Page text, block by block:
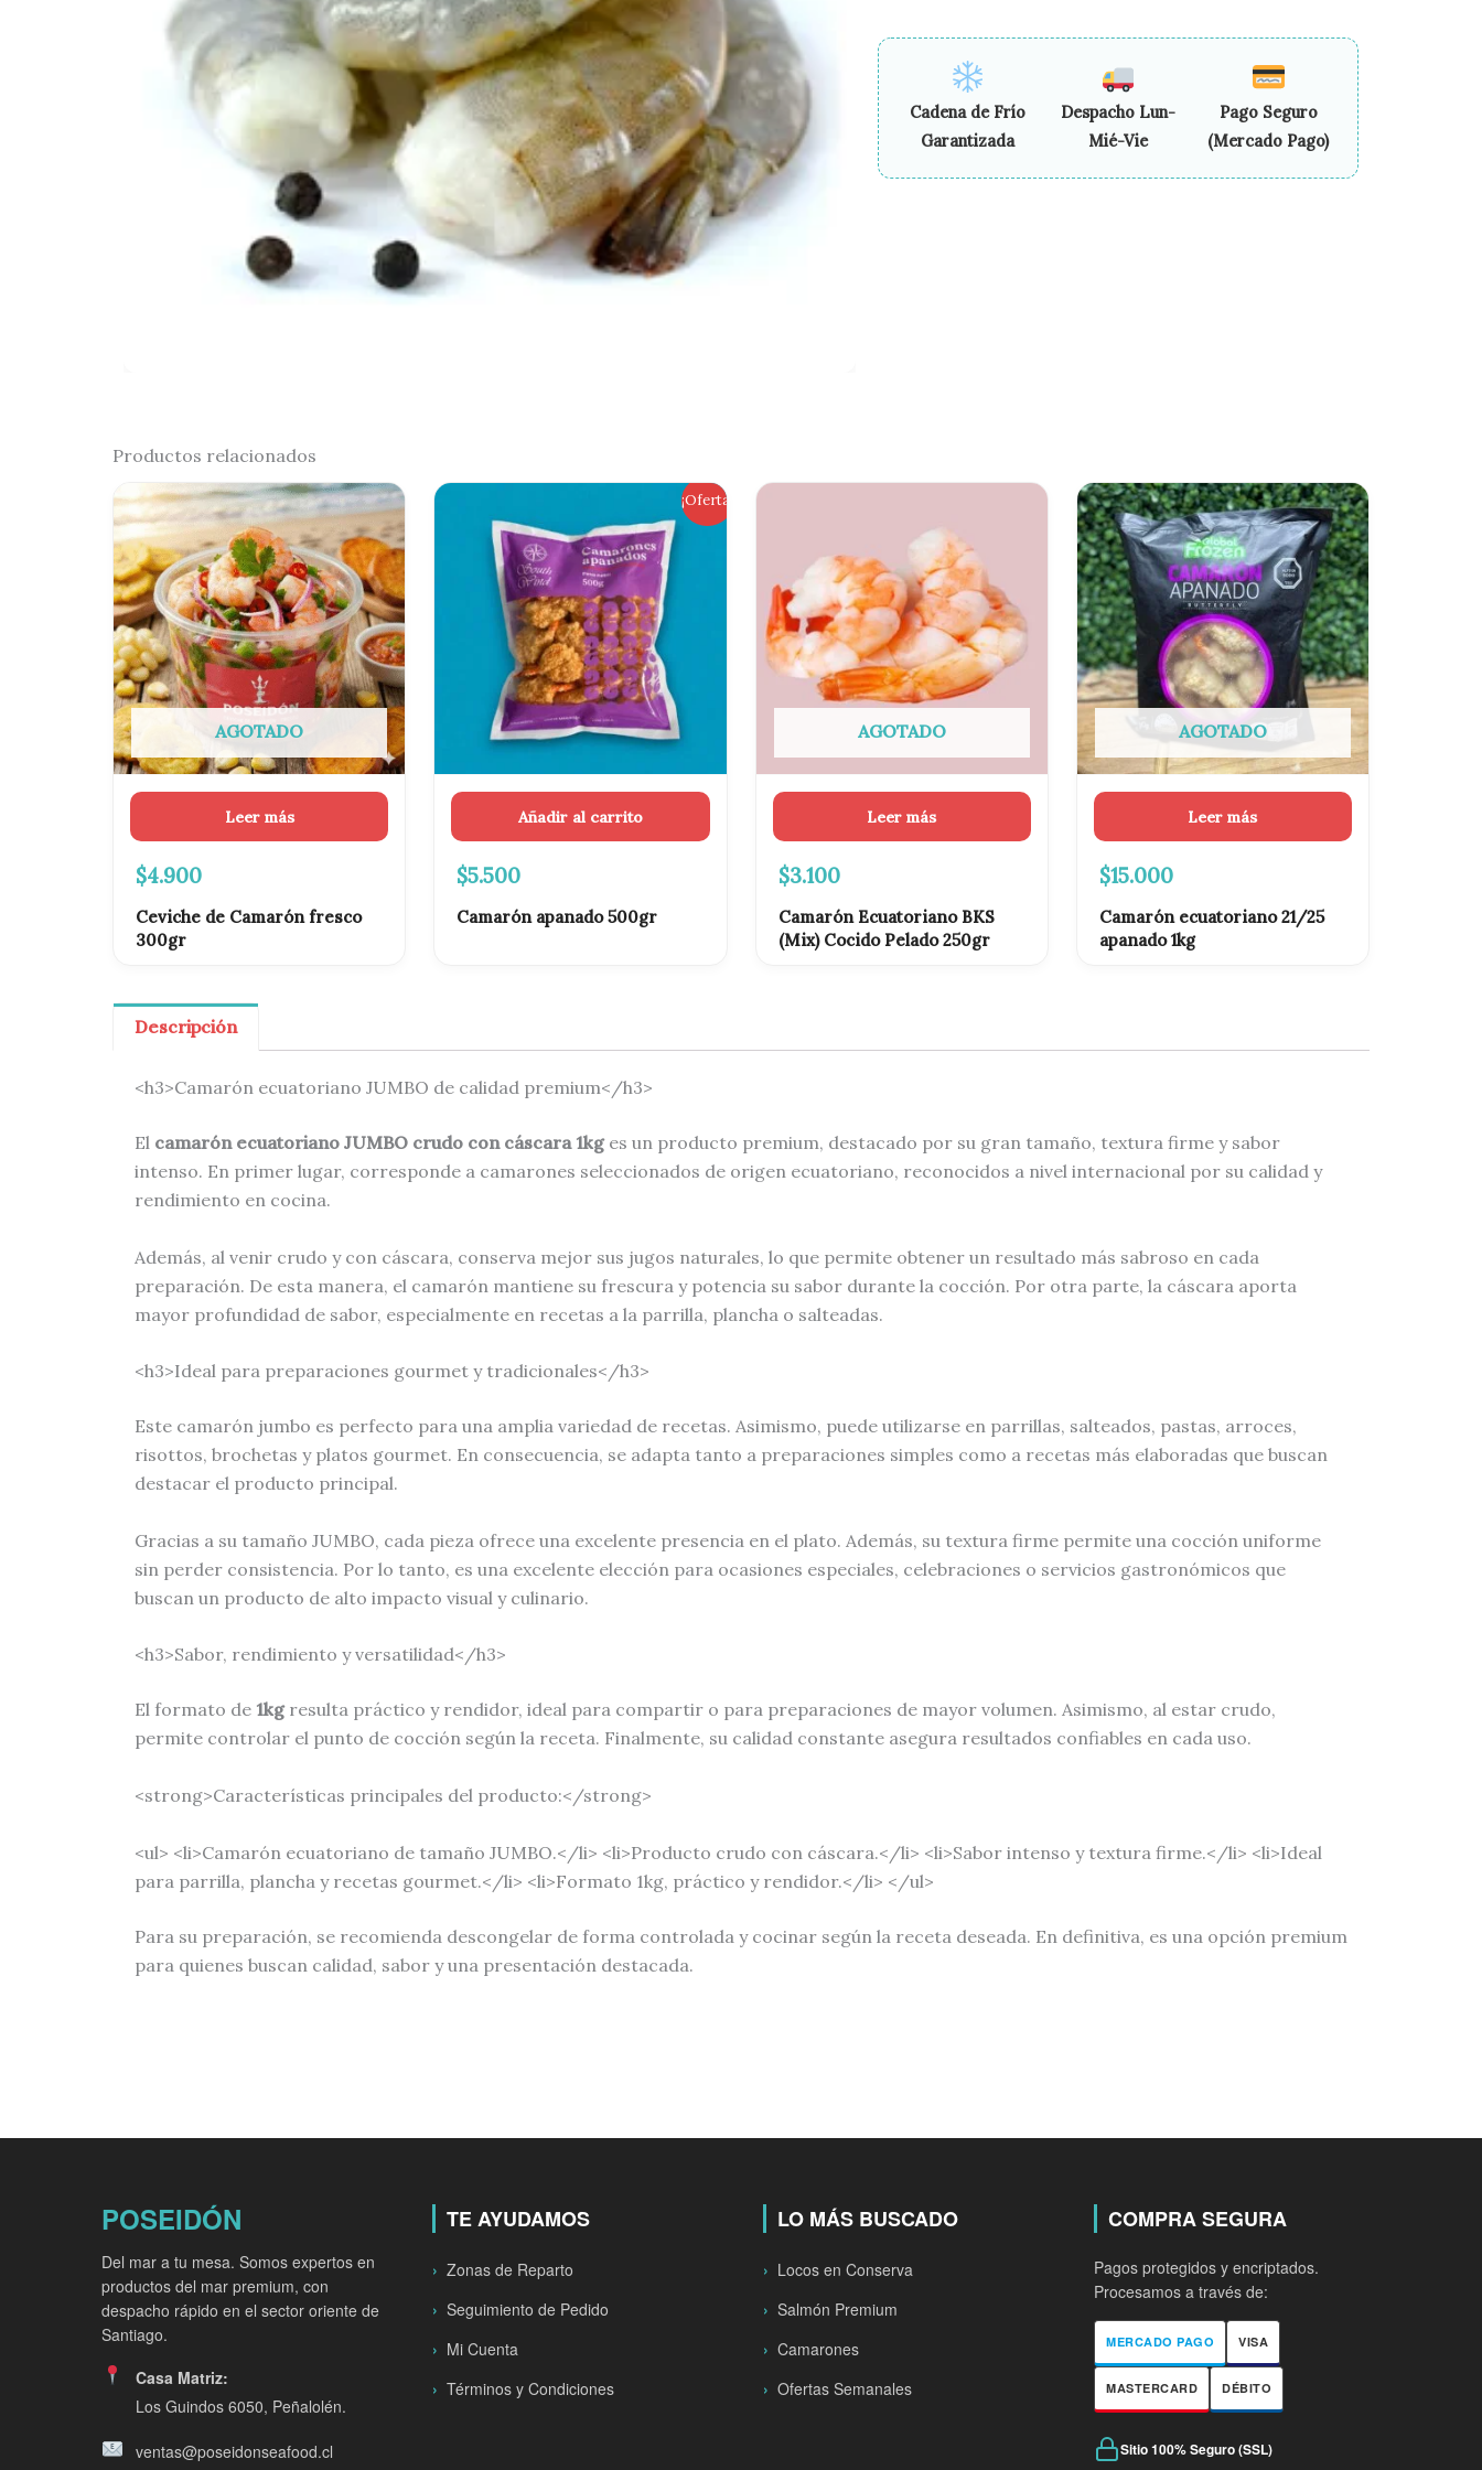
Cadena de Frío
Garantizada
Despacho Lun-
Mié-Vie
Pago Seguro
(Mercado Pago)
Productos relacionados
AGOTADO
Leer más
$4.900
Ceviche de Camarón fresco
300gr
¡Oferta!
Añadir al carrito
precio
original
$6.500.
$5.500
precio
actual
es:
$5.500.
Camarón apanado 500gr
AGOTADO
Leer más
$3.100
Camarón Ecuatoriano BKS
(Mix) Cocido Pelado 250gr
AGOTADO
Leer más
$15.000
Camarón ecuatoriano 21/25
apanado 1kg
Descripción
<h3>Camarón ecuatoriano JUMBO de calidad premium</h3>
El camarón ecuatoriano JUMBO crudo con cáscara 1kges un producto premium, destacado por su gran tamaño, textura firme y sabor
intenso. En primer lugar, corresponde a camarones seleccionados de origen ecuatoriano, reconocidos a nivel internacional por su calidad y
rendimiento en cocina.
Además, al venir crudo y con cáscara, conserva mejor sus jugos naturales, lo que permite obtener un resultado más sabroso en cada
preparación. De esta manera, el camarón mantiene su frescura y potencia su sabor durante la cocción. Por otra parte, la cáscara aporta
mayor profundidad de sabor, especialmente en recetas a la parrilla, plancha o salteadas.
<h3>Ideal para preparaciones gourmet y tradicionales</h3>
Este camarón jumbo es perfecto para una amplia variedad de recetas. Asimismo, puede utilizarse en parrillas, salteados, pastas, arroces,
risottos, brochetas y platos gourmet. En consecuencia, se adapta tanto a preparaciones simples como a recetas más elaboradas que buscan
destacar el producto principal.
Gracias a su tamaño JUMBO, cada pieza ofrece una excelente presencia en el plato. Además, su textura firme permite una cocción uniforme
sin perder consistencia. Por lo tanto, es una excelente elección para ocasiones especiales, celebraciones o servicios gastronómicos que
buscan un producto de alto impacto visual y culinario.
<h3>Sabor, rendimiento y versatilidad</h3>
El formato de 1kgresulta práctico y rendidor, ideal para compartir o para preparaciones de mayor volumen. Asimismo, al estar crudo,
permite controlar el punto de cocción según la receta. Finalmente, su calidad constante asegura resultados confiables en cada uso.
<strong>Características principales del producto:</strong>
<ul> <li>Camarón ecuatoriano de tamaño JUMBO.</li> <li>Producto crudo con cáscara.</li> <li>Sabor intenso y textura firme.</li> <li>Ideal
para parrilla, plancha y recetas gourmet.</li> <li>Formato 1kg, práctico y rendidor.</li> </ul>
Para su preparación, se recomienda descongelar de forma controlada y cocinar según la receta deseada. En definitiva, es una opción premium
para quienes buscan calidad, sabor y una presentación destacada.
POSEIDÓN
Del mar a tu mesa. Somos expertos en
productos del mar premium, con
despacho rápido en el sector oriente de
Santiago.
Casa Matriz:
Los Guindos 6050, Peñalolén.
ventas@poseidonseafood.cl
TE AYUDAMOS
Zonas de Reparto
Seguimiento de Pedido
Mi Cuenta
Términos y Condiciones
LO MÁS BUSCADO
Locos en Conserva
Salmón Premium
Camarones
Ofertas Semanales
COMPRA SEGURA
Pagos protegidos y encriptados.
Procesamos a través de:
MERCADO PAGO VISA
MASTERCARD DÉBITO
Sitio 100% Seguro (SSL)